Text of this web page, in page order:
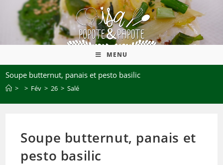
MENU
Soupe butternut, panais et pesto basilic
> > Fév > 26 > Salé
Soupe butternut, panais et
pesto basilic